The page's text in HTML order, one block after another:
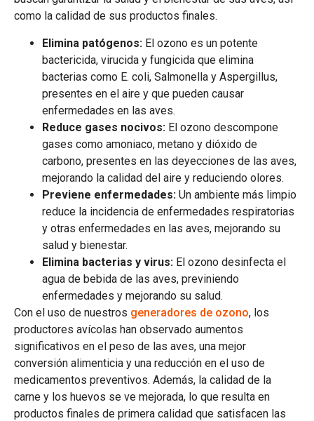
como la calidad de sus productos finales.
Elimina patógenos: El ozono es un potente
bactericida, virucida y fungicida que elimina
bacterias como E. coli, Salmonella y Aspergillus,
presentes en el aire y que pueden causar
enfermedades en las aves.
Reduce gases nocivos: El ozono descompone
gases como amoniaco, metano y dióxido de
carbono, presentes en las deyecciones de las aves,
mejorando la calidad del aire y reduciendo olores.
Previene enfermedades: Un ambiente más limpio
reduce la incidencia de enfermedades respiratorias
y otras enfermedades en las aves, mejorando su
salud y bienestar.
Elimina bacterias y virus: El ozono desinfecta el
agua de bebida de las aves, previniendo
enfermedades y mejorando su salud.
Con el uso de nuestros generadores de ozono, los
productores avícolas han observado aumentos
significativos en el peso de las aves, una mejor
conversión alimenticia y una reducción en el uso de
medicamentos preventivos. Además, la calidad de la
carne y los huevos se ve mejorada, lo que resulta en
productos finales de primera calidad que satisfacen las